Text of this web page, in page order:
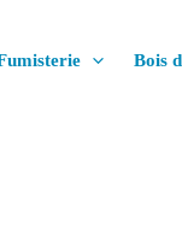
Bois